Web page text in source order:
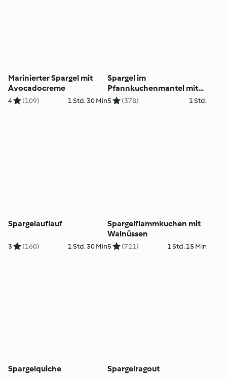
Marinierter Spargel mit
Avocadocreme
4 (109) 1 Std. 30 Min
Spargel im
Pfannkuchenmantel mit
Sauce Hollandaise
5 (378) 1 Std.
Spargelauflauf
3 (160) 1 Std. 30 Min
Spargelflammkuchen mit
Walnüssen
5 (721) 1 Std. 15 Min
Spargelquiche Spargelragout